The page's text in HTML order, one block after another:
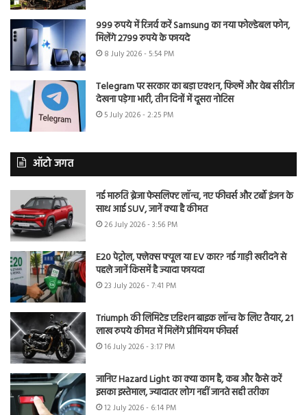
999 रुपये में रिजर्व करें Samsung का नया फोल्डेबल फोन,
मिलेंगे 2799 रुपये के फायदे
8 July 2026 - 5:54 PM
Telegram पर सरकार का बड़ा एक्शन, फिल्में और वेब सीरीज
देखना पड़ेगा भारी, तीन दिनों में दूसरा नोटिस
5 July 2026 - 2:25 PM
ऑटो जगत
नई मारुति ब्रेजा फेसलिफ्ट लॉन्च, नए फीचर्स और टर्बो इंजन के
साथ आई SUV, जानें क्या है कीमत
26 July 2026 - 3:56 PM
E20 पेट्रोल, फ्लेक्स फ्यूल या EV कार? नई गाड़ी खरीदने से
पहले जानें किसमें है ज्यादा फायदा
23 July 2026 - 7:41 PM
Triumph की लिमिटेड एडिशन बाइक लॉन्च के लिए तैयार, 21
लाख रुपये कीमत में मिलेंगे प्रीमियम फीचर्स
16 July 2026 - 3:17 PM
जानिए Hazard Light का क्या काम है, कब और कैसे करें
इसका इस्तेमाल, ज्यादातर लोग नहीं जानते सही तरीका
12 July 2026 - 6:14 PM